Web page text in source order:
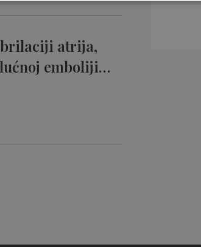
atrija,
emboliji…